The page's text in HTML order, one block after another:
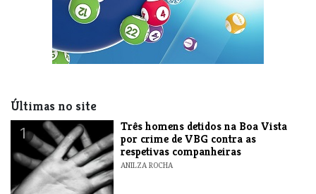
Últimas no site
1
Três homens detidos na Boa Vista
por crime de VBG contra as
respetivas companheiras
ANILZA ROCHA